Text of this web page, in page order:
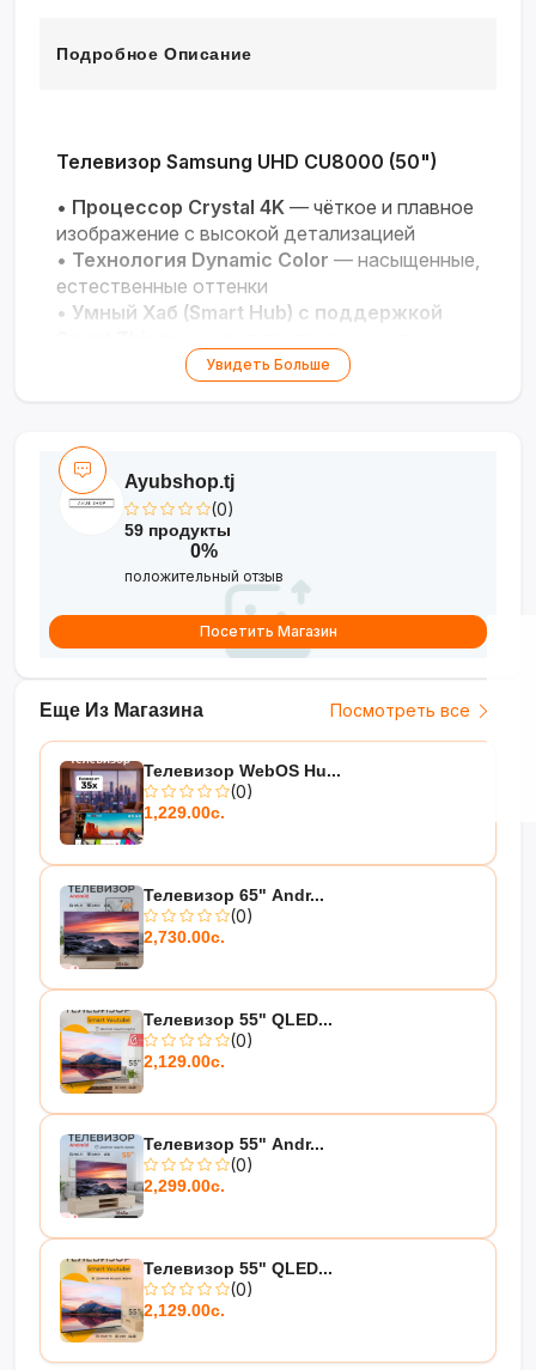
Подробное Описание
Телевизор Samsung UHD CU8000 (50")
• Процессор Crystal 4K — чёткое и плавное
изображение с высокой детализацией
• Технология Dynamic Color — насыщенные,
естественные оттенки
• Умный Хаб (Smart Hub) с поддержкой
управление умным домом
•Яркая абстрактная картинка
цветопередача в зелёно-синих тонах
Увидеть Больше
Еще Из Магазина Посмотреть все
Телевизор WebOS Hu...
(0)
1,229.00с.
Телевизор 65" Andr...
(0)
2,730.00с.
Телевизор 55" QLED...
(0)
2,129.00с.
Телевизор 55" Andr...
(0)
2,299.00с.
Телевизор 55" QLED...
(0)
2,129.00с.
Ayubshop.tj
(0)
59 продукты
0%
положительный отзыв
Посетить Магазин